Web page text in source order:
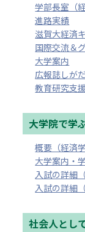
学部長室（
進路実績
滋賀大経済
国際交流＆
大学案内
広報誌しが
教育研究支
大学院で学
概要（経済
大学案内・
入試の詳細
入試の詳細
社会人とし